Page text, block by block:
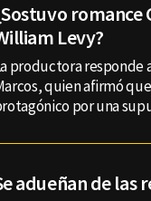
romance
Levy?
productora responde
quien afirmó
por una
adueñan de las